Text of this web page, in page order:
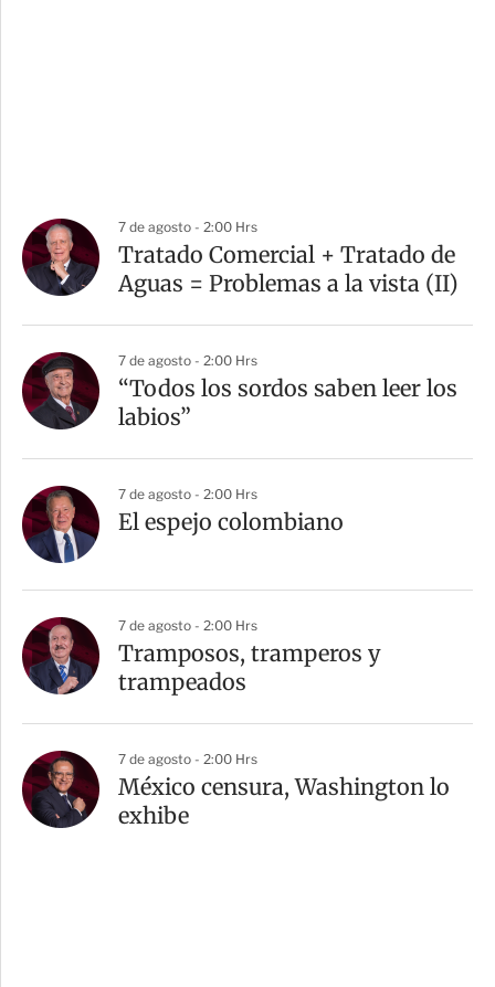
7 de agosto - 2:00 Hrs
Tratado Comercial + Tratado de
Aguas = Problemas a la vista (II)
7 de agosto - 2:00 Hrs
“Todos los sordos saben leer los
labios”
7 de agosto - 2:00 Hrs
El espejo colombiano
7 de agosto - 2:00 Hrs
Tramposos, tramperos y
trampeados
7 de agosto - 2:00 Hrs
México censura, Washington lo
exhibe